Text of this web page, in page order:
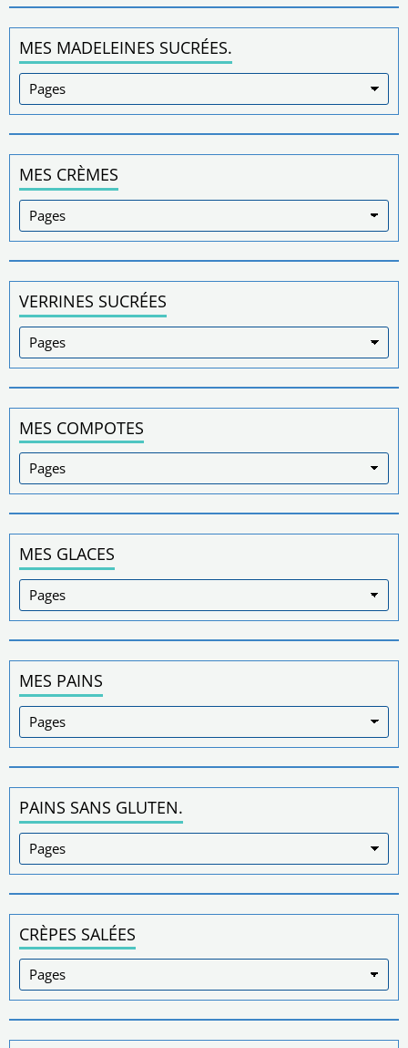
MES MADELEINES SUCRÉES.
MES CRÈMES
VERRINES SUCRÉES
MES COMPOTES
MES GLACES
MES PAINS
PAINS SANS GLUTEN.
CRÈPES SALÉES